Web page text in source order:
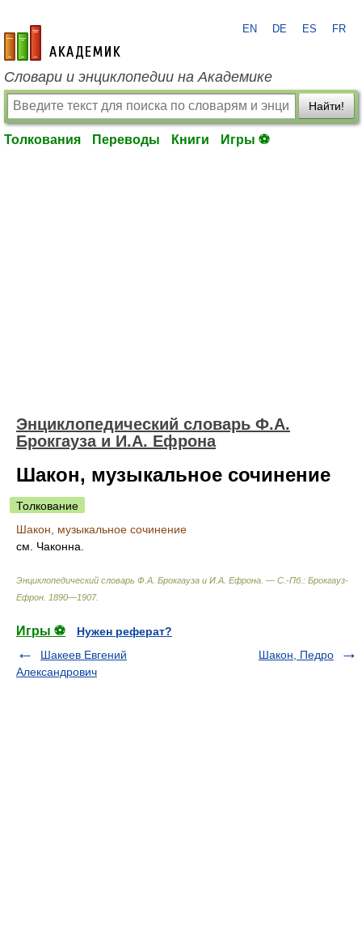
academic.ru
EN DE ES FR
Словари и энциклопедии на Академике
Найти!
Толкования Переводы Книги Игры ⚽
Энциклопедический словарь Ф.А.
Брокгауза и И.А. Ефрона
Шакон, музыкальное сочинение
Толкование
Шакон, музыкальное сочинение
см. Чаконна.
Энциклопедический словарь Ф.А. Брокгауза и И.А. Ефрона. — С.-Пб.: Брокгауз-
Ефрон 1890—1907.
Игры ⚽
Нужен реферат?
Шакеев Евгений
Александрович
Шакон, Педро